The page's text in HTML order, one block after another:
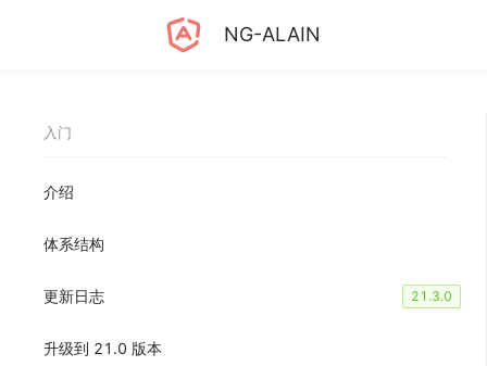
NG-ALAIN
入门
介绍
体系结构
更新日志 21.3.0
升级到 21.0 版本